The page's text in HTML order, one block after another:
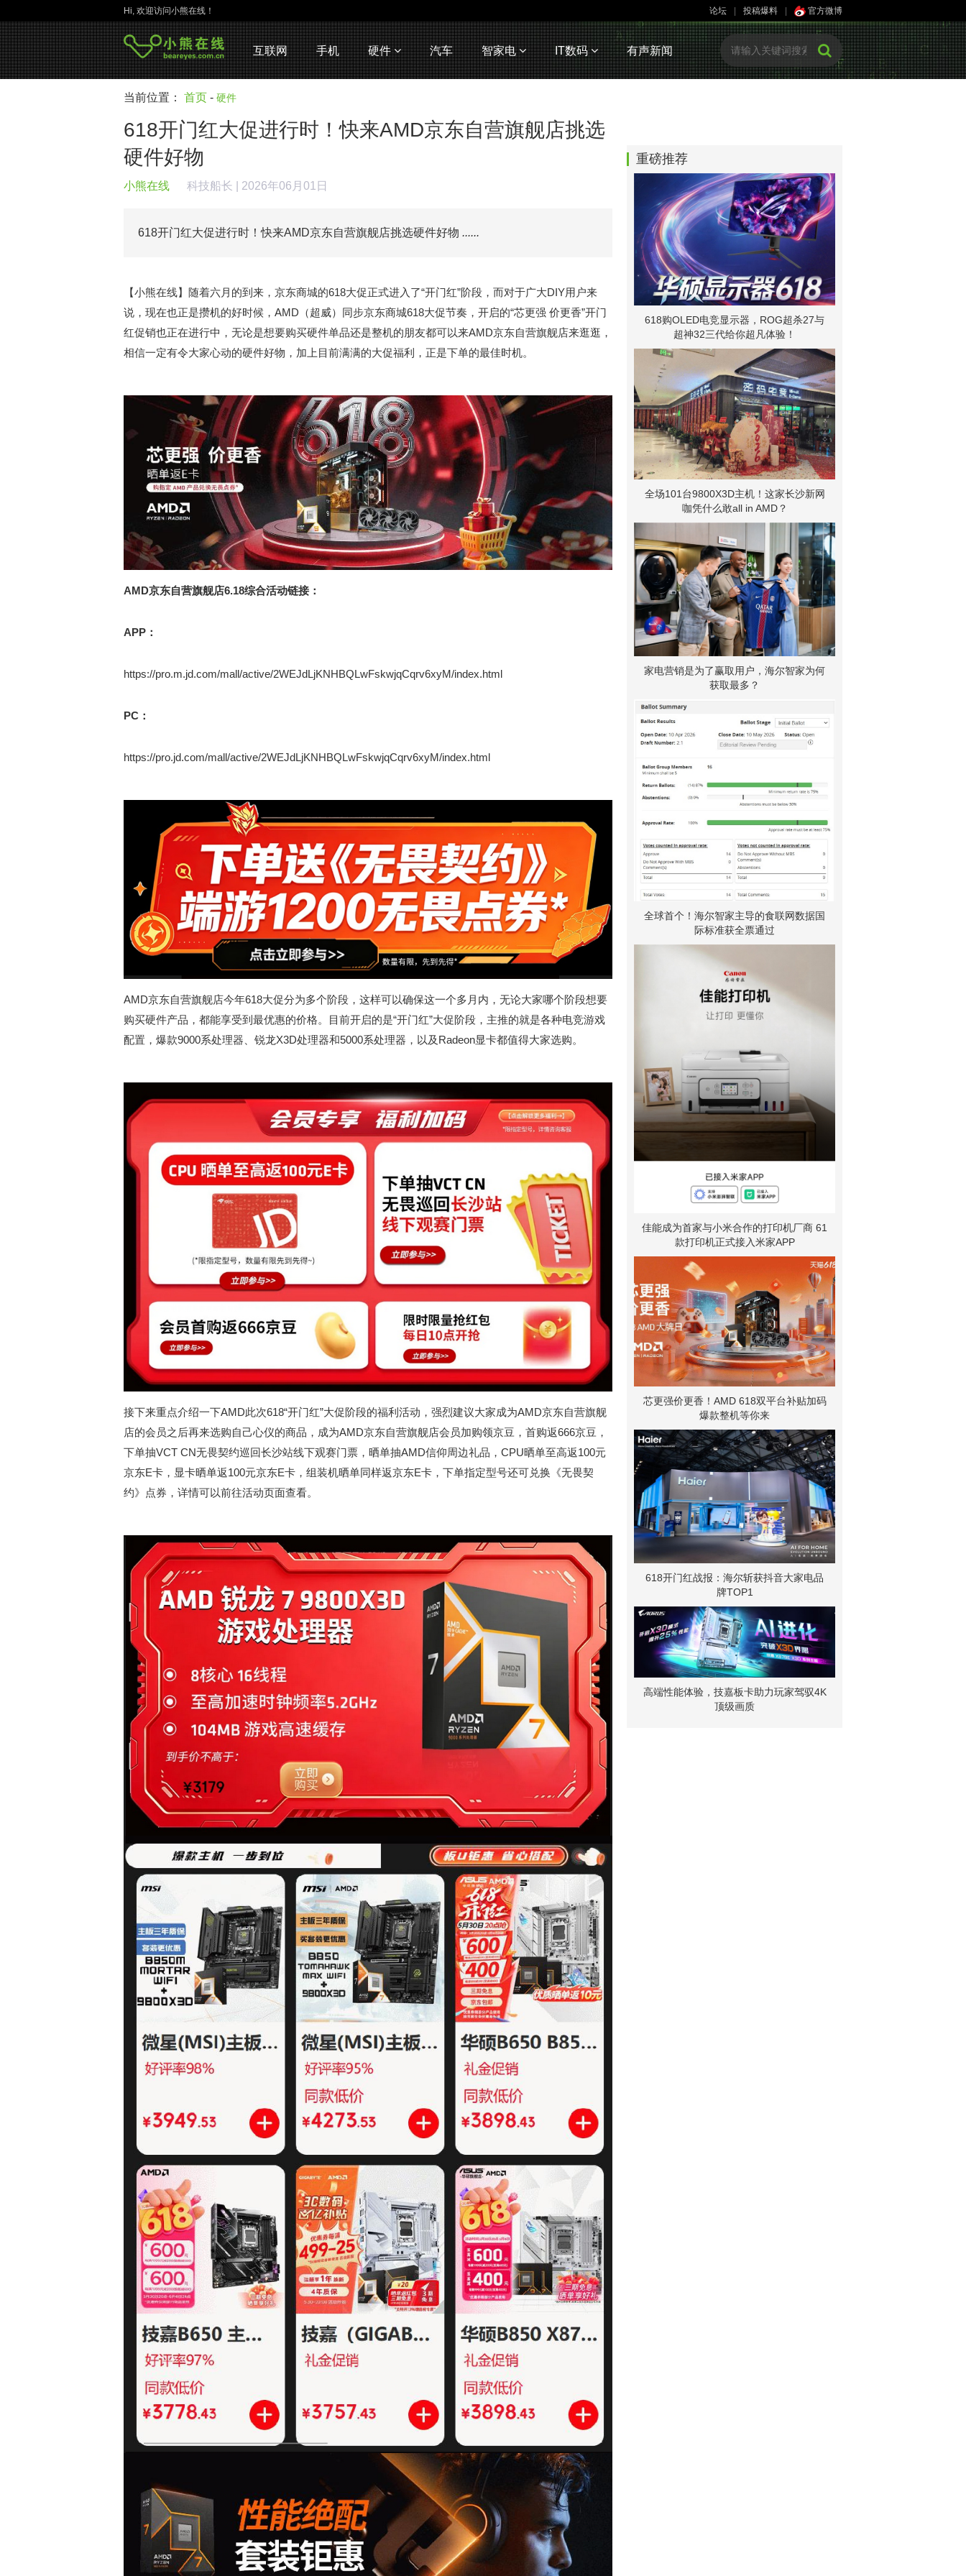
Hi, 欢迎访问小熊在线！ 论坛 投稿爆料 官方微博
互联网 手机 硬件 汽车 智家电 IT数码 有声新闻
当前位置： 首页 - 硬件
618开门红大促进行时！快来AMD京东自营旗舰店挑选
硬件好物
小熊在线 科技船长 | 2026年06月01日
618开门红大促进行时！快来AMD京东自营旗舰店挑选硬件好物 ......
【小熊在线】随着六月的到来，京东商城的618大促正式进入了“开门红”阶段，而对于广大DIY用户来
说，现在也正是攒机的好时候，AMD（超威）同步京东商城618大促节奏，开启的“芯更强 价更香”开门
红促销也正在进行中，无论是想要购买硬件单品还是整机的朋友都可以来AMD京东自营旗舰店来逛逛，
相信一定有令大家心动的硬件好物，加上目前满满的大促福利，正是下单的最佳时机。
AMD京东自营旗舰店6.18综合活动链接：
APP：
https://pro.m.jd.com/mall/active/2WEJdLjKNHBQLwFskwjqCqrv6xyM/index.html
PC：
https://pro.jd.com/mall/active/2WEJdLjKNHBQLwFskwjqCqrv6xyM/index.html
AMD京东自营旗舰店今年618大促分为多个阶段，这样可以确保这一个多月内，无论大家哪个阶段想要
购买硬件产品，都能享受到最优惠的价格。目前开启的是“开门红”大促阶段，主推的就是各种电竞游戏
配置，爆款9000系处理器、锐龙X3D处理器和5000系处理器，以及Radeon显卡都值得大家选购。
接下来重点介绍一下AMD此次618“开门红”大促阶段的福利活动，强烈建议大家成为AMD京东自营旗舰
店的会员之后再来选购自己心仪的商品，成为AMD京东自营旗舰店会员加购领京豆，首购返666京豆，
下单抽VCT CN无畏契约巡回长沙站线下观赛门票，晒单抽AMD信仰周边礼品，CPU晒单至高返100元
京东E卡，显卡晒单返100元京东E卡，组装机晒单同样返京东E卡，下单指定型号还可兑换《无畏契
约》点券，详情可以前往活动页面查看。
重磅推荐
618购OLED电竞显示器，ROG超杀27与
超神32三代给你超凡体验！
全场101台9800X3D主机！这家长沙新网
咖凭什么敢all in AMD？
家电营销是为了赢取用户，海尔智家为何
获取最多？
全球首个！海尔智家主导的食联网数据国
际标准获全票通过
佳能成为首家与小米合作的打印机厂商 61
款打印机正式接入米家APP
芯更强价更香！AMD 618双平台补贴加码
爆款整机等你来
618开门红战报：海尔斩获抖音大家电品
牌TOP1
高端性能体验，技嘉板卡助力玩家驾驭4K
顶级画质